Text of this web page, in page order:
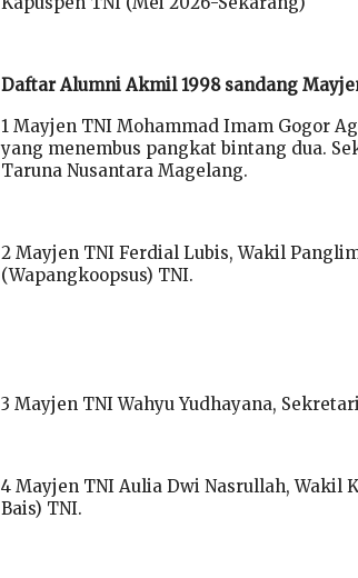
Daftar Alumni Akmil 1998 sandang
1 Mayjen TNI Mohammad Imam Gogor
yang menembus pangkat bintang dua.
Taruna Nusantara Magelang.
2 Mayjen TNI Ferdial Lubis, Wakil
(Wapangkoopsus) TNI.
3 Mayjen TNI Wahyu Yudhayana,
4 Mayjen TNI Aulia Dwi Nasrullah, Wakil
Bais) TNI.